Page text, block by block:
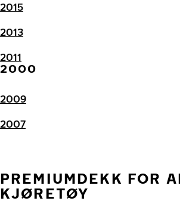
2015
2013
2011
2000
2009
2007
PREMIUMDEKK FOR
KJØRETØY